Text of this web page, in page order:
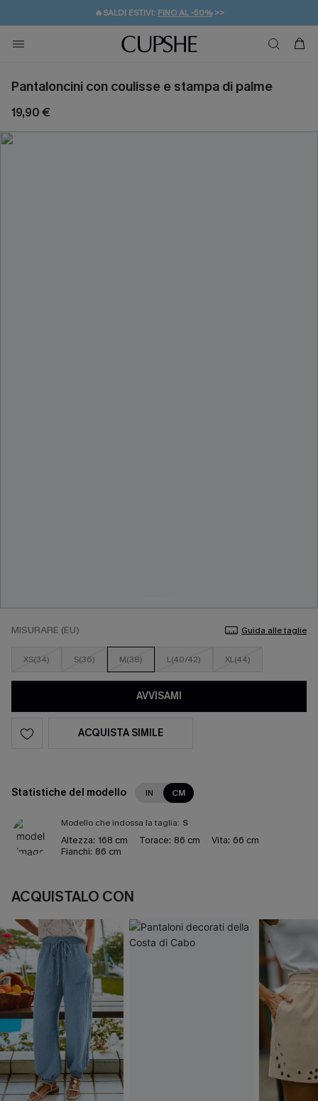
🔥SALDI ESTIVI: FINO AL -50%>>
🚚SPEDIZIONE GRATUITA DA 49€
💌REGALO PER I NUOVI: 20% DI SCONTO*
Pantaloncini con coulisse e stampa di palme
19,90 €
MISURARE (EU) Guida alle taglie
XS(34) S(36) M(38) L(40/42) XL(44)
AVVISAMI
ACQUISTA SIMILE
Statistiche del modello IN CM
Modello che indossa la taglia: S
Altezza: 168 cm Torace: 86 cm Vita: 66 cm
Fianchi: 86 cm
ACQUISTALO CON